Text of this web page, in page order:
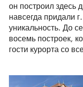
он построил здесь
навсегда придали
уникальность. До
восемь построек,
гости курорта со